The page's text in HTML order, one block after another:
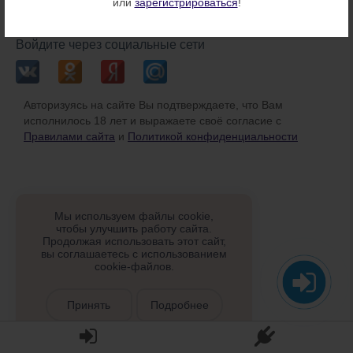
Войдите через социальные сети
Авторизуясь на сайте Вы подтверждаете, что Вам
исполнилось 18 лет и выражаете своё согласие с
Правилами сайта и Политикой конфиденциальности
Мы используем файлы cookie,
чтобы улучшить работу сайта.
Продолжая использовать этот сайт,
вы соглашаетесь с использованием
cookie-файлов.
Принять Подробнее